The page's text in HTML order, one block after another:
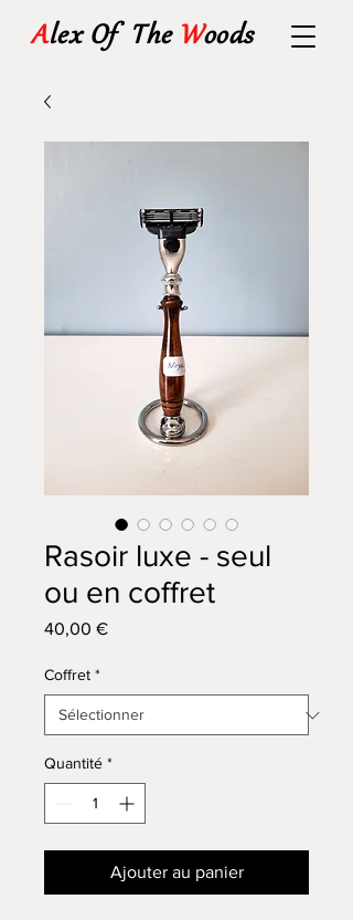
Alex Of The Woods
Rasoir luxe - seul
ou en coffret
40,00 €Prix
Coffret *
Quantité *
Ajouter au panier